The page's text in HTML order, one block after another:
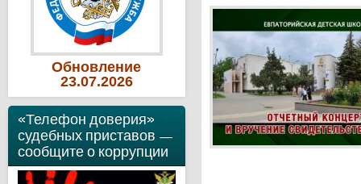
Обновление
23.07.2026
«Телефон доверия»
судебных приставов —
сообщите о коррупции